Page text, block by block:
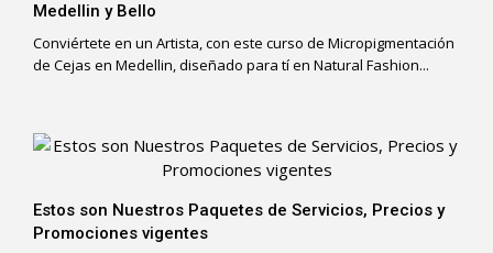
Medellin y Bello
Conviértete en un Artista, con este curso de Micropigmentación
de Cejas en Medellin, diseñado para tí en Natural Fashion...
Estos son Nuestros Paquetes de Servicios, Precios y
Promociones vigentes